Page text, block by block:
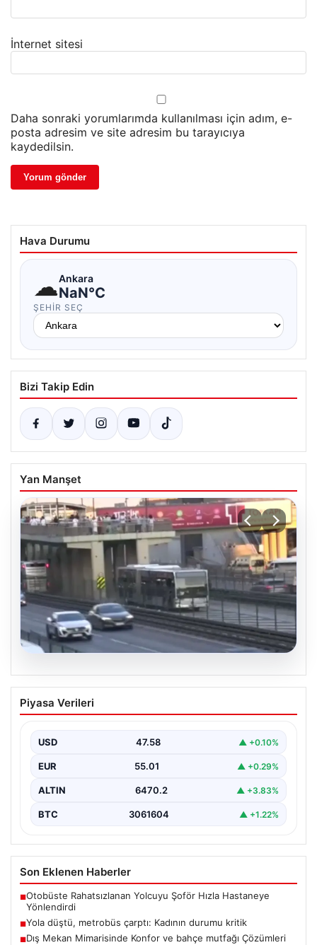
İnternet sitesi
Daha sonraki yorumlarımda kullanılması için adım, e-
posta adresim ve site adresim bu tarayıcıya
kaydedilsin.
Hava Durumu
☁Ankara
NaN°C
ŞEHIR SEÇ
Bizi Takip Edin
Yan Manşet
04.08.2026
Yola düştü, metrobüs çarptı: Kadının
durumu kritik
Piyasa Verileri
USD 47.58 ▲ +0.10%
EUR 55.01 ▲ +0.29%
ALTIN 6470.2 ▲ +3.83%
BTC 3061604 ▲ +1.22%
Son Eklenen Haberler
■Otobüste Rahatsızlanan Yolcuyu Şoför Hızla Hastaneye
Yönlendirdi
■Yola düştü, metrobüs çarptı: Kadının durumu kritik
■Dış Mekan Mimarisinde Konfor ve bahçe mutfağı Çözümleri